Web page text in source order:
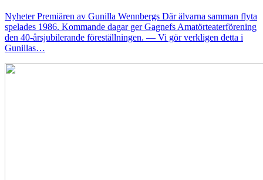
Nyheter Premiären av Gunilla Wennbergs Där älvarna samman flyta
spelades 1986. Kommande dagar ger Gagnefs Amatörteaterförening
den 40-årsjubilerande föreställningen. — Vi gör verkligen detta i
Gunillas…